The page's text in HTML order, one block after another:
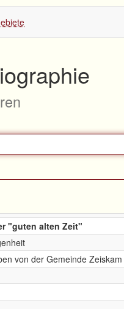
"guten alten Zeit"
von der Gemeinde Zeiskam